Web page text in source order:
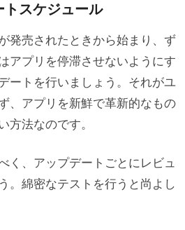
トスケジュール
発売されたときから始まり、ず
アプリを停滞させないようにす
ートを行いましょう。それがユ
、アプリを新鮮で革新的なもの
方法なのです。
く、アップデートごとにレビュ
。綿密なテストを行うと尚よし